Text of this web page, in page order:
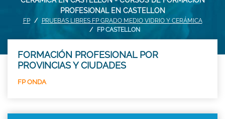
PROFESIONAL EN CASTELLON
FP
PRUEBAS LIBRES FP GRADO MEDIO VIDRIO Y CERÁMICA
FP CASTELLON
FORMACIÓN PROFESIONAL POR
PROVINCIAS Y CIUDADES
FP ONDA